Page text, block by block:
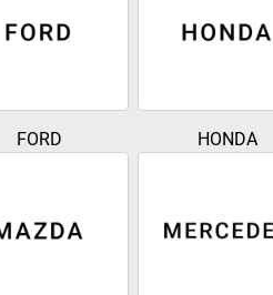
FORD HONDA